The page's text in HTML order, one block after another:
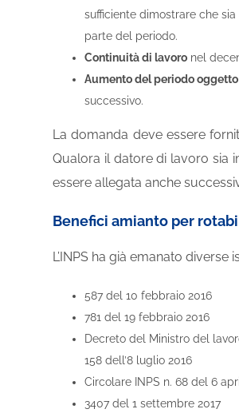
sufficiente dimostrare che
parte del periodo.
Continuità di lavoro nel
Aumento del periodo
successivo.
La domanda deve essere
Qualora il datore di lavoro sia
essere allegata anche
Benefici amianto per
L’INPS ha già emanato
587 del 10 febbraio 2016
781 del 19 febbraio 2016
Decreto del Ministro del
158 dell’8 luglio 2016
Circolare INPS n. 68 del 6
3407 del 1 settembre 2017